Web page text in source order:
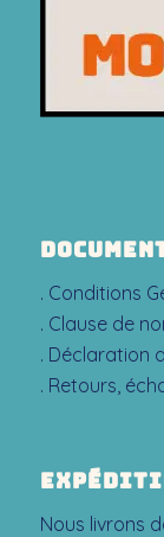
. Conditions
. Clause de
. Déclaration
. Retours,
Nous livrons